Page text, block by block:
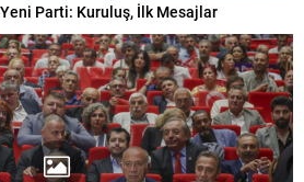
Parti: Kuruluş, İlk Mesajlar